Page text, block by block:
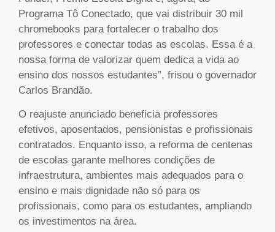
Programa Tô Conectado, que vai distribuir 30 mil
chromebooks para fortalecer o trabalho dos
professores e conectar todas as escolas. Essa é a
nossa forma de valorizar quem dedica a vida ao
ensino dos nossos estudantes”, frisou o governador
Carlos Brandão.
O reajuste anunciado beneficia professores
efetivos, aposentados, pensionistas e profissionais
contratados. Enquanto isso, a reforma de centenas
de escolas garante melhores condições de
infraestrutura, ambientes mais adequados para o
ensino e mais dignidade não só para os
profissionais, como para os estudantes, ampliando
os investimentos na área.